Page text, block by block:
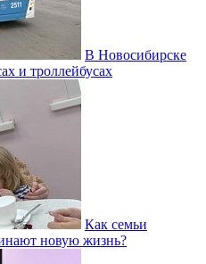
В Новосибирске
и троллейбусах
Как семьи
новую жизнь?